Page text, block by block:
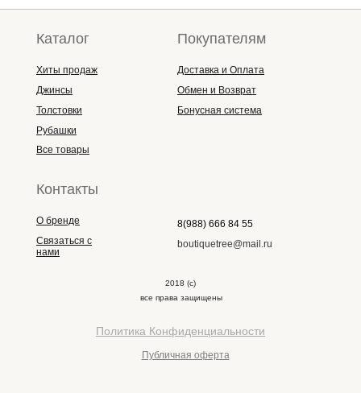
8(988) 666 84 55
boutiquetree@mail.ru
Публичная оферта
2018 (с)
все права защищены
Политика Конфиденциальности
Каталог
Хиты продаж
Джинсы
Толстовки
Рубашки
Все товары
Доставка и Оплата
Обмен и Возврат
Бонусная система
О бренде
Связаться с
нами
Покупателям
Контакты